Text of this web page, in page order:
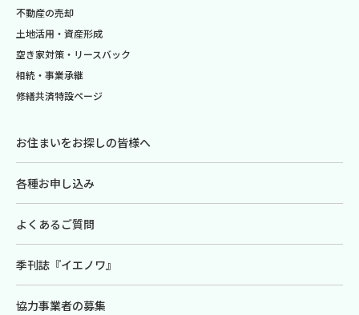
不動産の売却
土地活用・資産形成
空き家対策・リースバック
相続・事業承継
修繕共済特設ページ
お住まいをお探しの皆様へ
各種お申し込み
よくあるご質問
季刊誌『イエノワ』
協力事業者の募集